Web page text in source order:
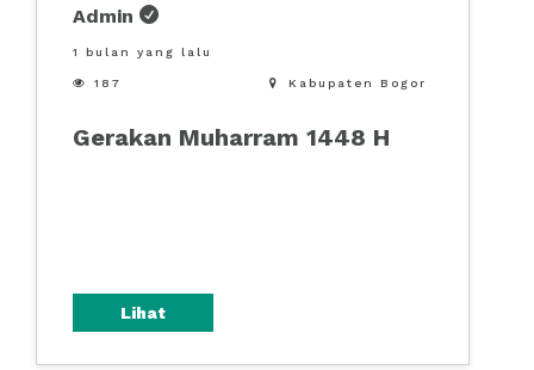
Admin
1 bulan yang lalu
 187  Kabupaten Bogor
Gerakan Muharram 1448 H
Lihat